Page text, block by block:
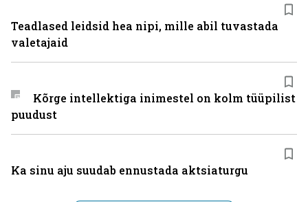
Teadlased leidsid hea nipi, mille abil tuvastada
valetajaid
Kõrge intellektiga inimestel on kolm tüüpilist
puudust
Ka sinu aju suudab ennustada aktsiaturgu